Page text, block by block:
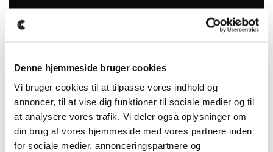
Denne hjemmeside bruger cookies
Vi bruger cookies til at tilpasse vores indhold og
annoncer, til at vise dig funktioner til sociale medier og til
at analysere vores trafik. Vi deler også oplysninger om
din brug af vores hjemmeside med vores partnere inden
for sociale medier, annonceringspartnere og
5.199
Førstegangsydelse (ekskl. moms)
63.999DKK
RESTVÆRDI (ekskl. moms)
239.000DKK